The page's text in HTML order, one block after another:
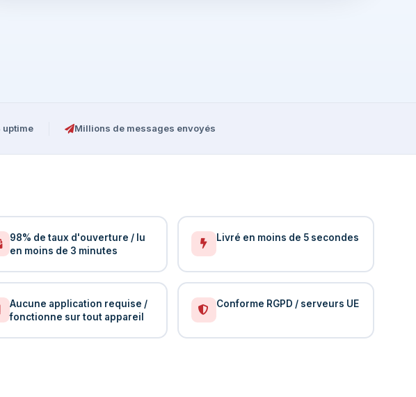
uptime Millions de messages envoyés
98% de taux d'ouverture / lu
en moins de 3 minutes
Livré en moins de 5 secondes
Aucune application requise /
fonctionne sur tout appareil
Conforme RGPD / serveurs UE